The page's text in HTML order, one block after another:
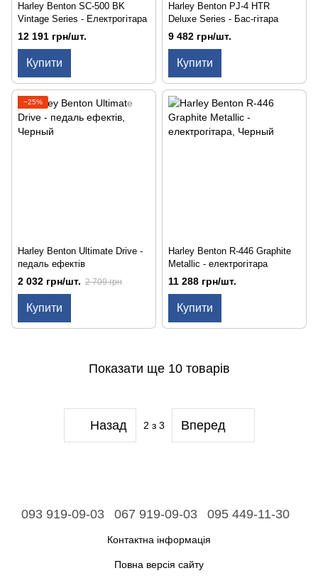
Harley Benton SC-500 BK
Vintage Series - Електрогітара
12 191 грн/шт.
Купити
Harley Benton PJ-4 HTR
Deluxe Series - Бас-гітара
9 482 грн/шт.
Купити
−25%
Harley Benton Ultimate Drive -
педаль ефектів
2 032 грн/шт. 2 709 грн
Купити
Harley Benton R-446 Graphite
Metallic - електрогітара
11 288 грн/шт.
Купити
Показати ще 10 товарів
Назад 2 з 3 Вперед
093 919-09-03 067 919-09-03 095 449-11-30
Контактна інформація
Повна версія сайту